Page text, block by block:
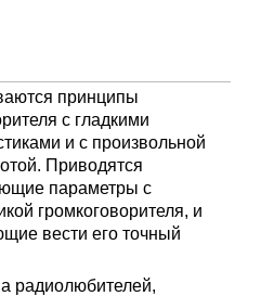
принципы
с гладкими
и с произвольной
Приводятся
параметры с
громкоговорителя, и
вести его точный
радиолюбителей,